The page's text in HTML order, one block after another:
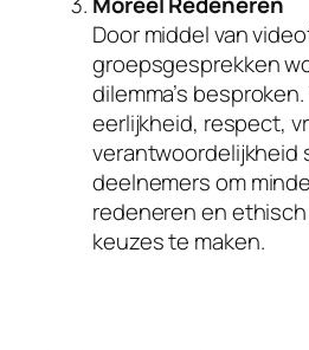
Door middel van
groepsgesprekken
dilemma’s besproken.
eerlijkheid, respect,
verantwoordelijkheid
deelnemers om
redeneren en
keuzes te maken.